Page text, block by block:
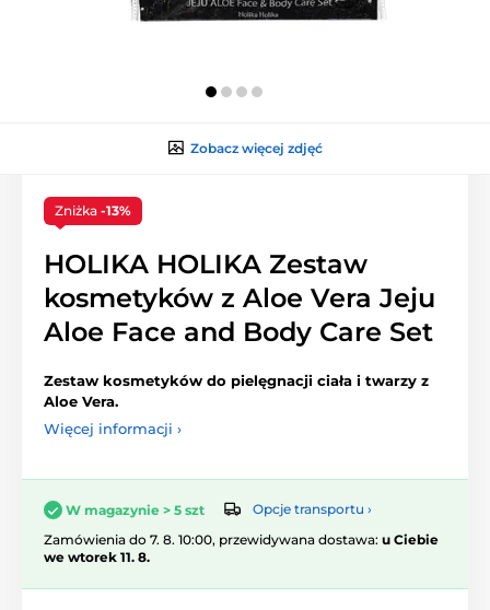
Zobacz więcej zdjęć
Zniżka -13%
HOLIKA HOLIKA Zestaw
kosmetyków z Aloe Vera Jeju
Aloe Face and Body Care Set
Zestaw kosmetyków do pielęgnacji ciała i twarzy z
Aloe Vera.
Więcej informacji ›
W magazynie > 5 szt
Opcje transportu ›
Zamówienia do 7. 8. 10:00, przewidywana dostawa: u Ciebie
we wtorek 11. 8.